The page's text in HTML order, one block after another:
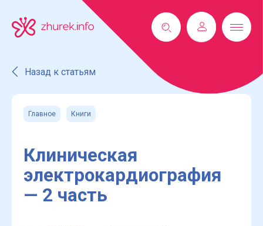
Назад к статьям
Главное Книги
Клиническая
электрокардиография
— 2 часть